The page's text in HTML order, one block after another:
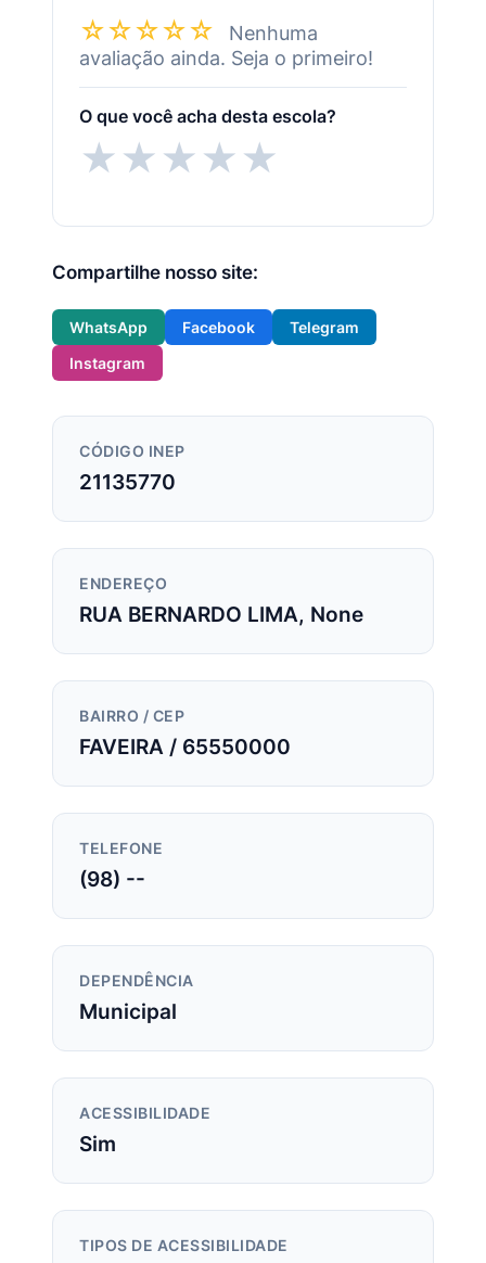
☆☆☆☆☆
Nenhuma
avaliação ainda. Seja o primeiro!
O que você acha desta escola?
★★★★★
Compartilhe nosso site:
WhatsApp Facebook
Telegram
Instagram
CÓDIGO INEP
21135770
ENDEREÇO
RUA BERNARDO LIMA, None
BAIRRO / CEP
FAVEIRA / 65550000
TELEFONE
(98) --
DEPENDÊNCIA
Municipal
ACESSIBILIDADE
Sim
TIPOS DE ACESSIBILIDADE